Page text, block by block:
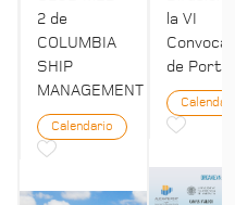
2 de
COLUMBIA
SHIP
MANAGEMENT
Calendario
la VI
de Ports